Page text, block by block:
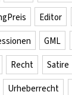
Editor
GML
Recht Satire
Urheberrecht